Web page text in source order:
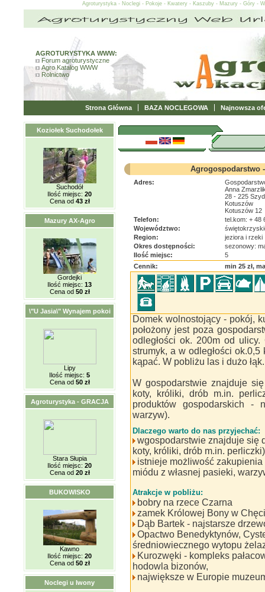
Agroturystyka - Noclegi - Pokoje - Kwatery - Kaszuby - Mazury - Góry -
AGROTURYSTYKA WWW:
Forum agroturystyczne
Agro Katalog WWW
Rolnictwo
Strona Główna BAZA NOCLEGOWA Najnowsza
Koziołek Suchodołek
Suchodół
Ilość miejsc: 20
Cena od 43 zł
Mazury AX-Agro
Gordejki
Ilość miejsc: 13
Cena od 50 zł
\"U Jasia\" Wynajem pokoi
Lipy
Ilość miejsc: 5
Cena od 50 zł
Agroturystyka - GRACJA
Stara Słupia
Ilość miejsc: 20
Cena od 20 zł
BUKOWISKO
Kawno
Ilość miejsc: 20
Cena od 50 zł
Noclegi u Iwony
Agrogospodarstwo
Adres:
Anna
28 - 225
Kotuszów
Kotuszów 12
Telefon:
tel.kom: + 48
Województwo:
Region:
jeziora i rzeki
Okres dostępności:
sezonowy:
Ilość miejsc:
5
Cennik:
min 25 zł,
Domek wolnostojący - pokój,
położony jest poza
odległości ok. 200m od
strumyk, a w odległości
kąpać. W pobliżu las i dużo łąk.
W gospodarstwie znajduje
koty, króliki, drób m.in.
produktów gospodarskich -
warzyw).
Dlaczego warto do nas przyjechać:
wgospodarstwie znajduje się
koty, króliki, drób m.in.
istnieje możliwość
miódu z własnej pasieki,
Atrakcje w pobliżu:
bobry na rzece Czarna
zamek Królowej Bony w
Dąb Bartek - najstarsze
Opactwo Benedyktynów,
średniowiecznego wytopu
Kurozwęki - kompleks
hodowla bizonów,
największe w Europie